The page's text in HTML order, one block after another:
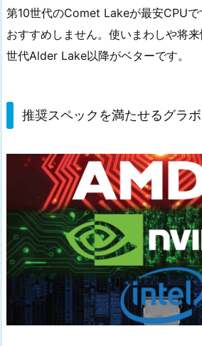
第10世代のComet Lakeが最安CPU
おすすめしません。使いまわしや将
世代Alder Lake以降がベターです。
推奨スペックを満たせるグラ